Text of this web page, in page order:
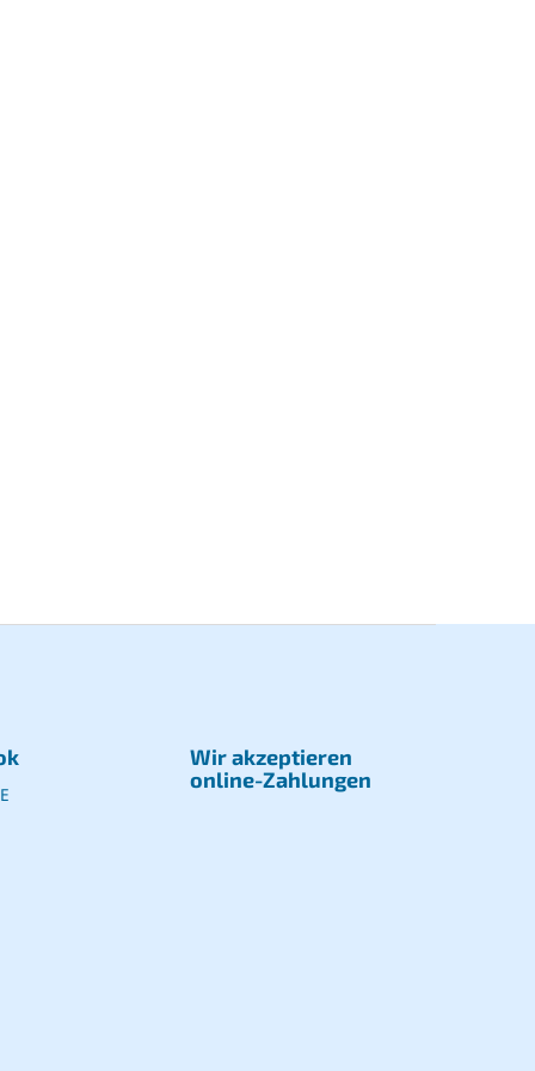
Wir akzeptieren
online-Zahlungen